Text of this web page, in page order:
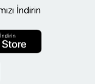
İndirin